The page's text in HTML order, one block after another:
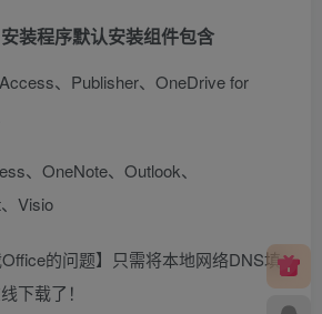
装程序默认安装组件包含
、Publisher、OneDrive for
、OneNote、Outlook、
Visio
Office的问题】只需将本地网络DNS填
下载了！